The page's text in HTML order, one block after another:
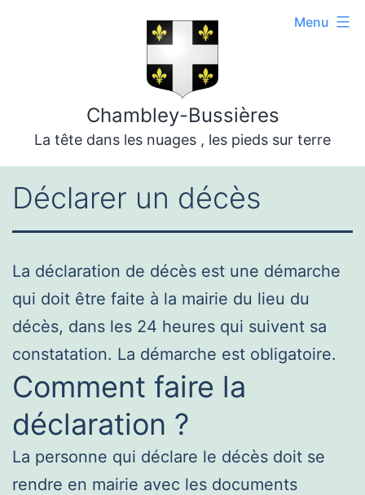
Chambley-Bussières
La tête dans les nuages , les pieds sur terre
Menu
Déclarer un décès
La déclaration de décès est une démarche
qui doit être faite à la mairie du lieu du
décès, dans les 24 heures qui suivent sa
constatation. La démarche est obligatoire.
Comment faire la
déclaration ?
La personne qui déclare le décès doit se
rendre en mairie avec les documents